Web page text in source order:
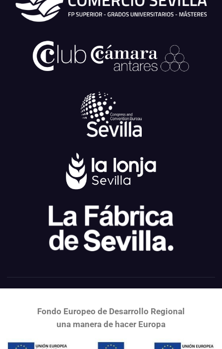
Fondo Europeo de Desarrollo Regional
una manera de hacer Europa